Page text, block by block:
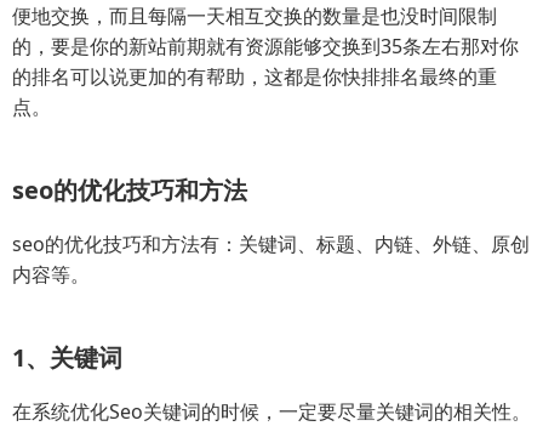
便地交换，而且每隔一天相互交换的数量是也没时间限制
的，要是你的新站前期就有资源能够交换到35条左右那对你
的排名可以说更加的有帮助，这都是你快排排名最终的重
点。
seo的优化技巧和方法
seo的优化技巧和方法有：关键词、标题、内链、外链、原创
内容等。
1、关键词
在系统优化Seo关键词的时候，一定要尽量关键词的相关性。